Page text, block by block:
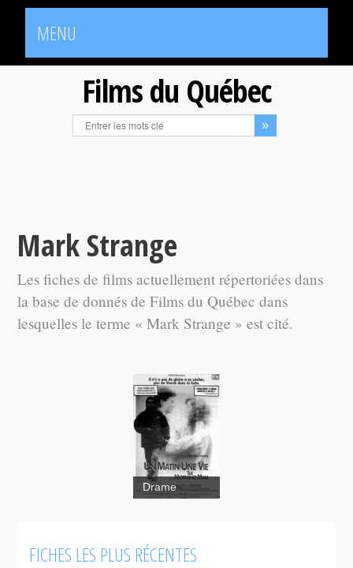
MENU
Films du Québec
Mark Strange
Les fiches de films actuellement répertoriées dans
la base de donnés de Films du Québec dans
lesquelles le terme « Mark Strange » est cité.
The
Drame
FICHES LES PLUS RÉCENTES